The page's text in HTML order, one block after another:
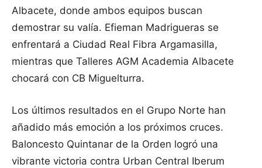
Albacete, donde ambos equipos buscan
demostrar su valía. Efieman Madrigueras se
enfrentará a Ciudad Real Fibra Argamasilla,
mientras que Talleres AGM Academia Albacete
chocará con CB Miguelturra.
Los últimos resultados en el Grupo Norte han
añadido más emoción a los próximos cruces.
Baloncesto Quintanar de la Orden logró una
vibrante victoria contra Urban Central Iberum